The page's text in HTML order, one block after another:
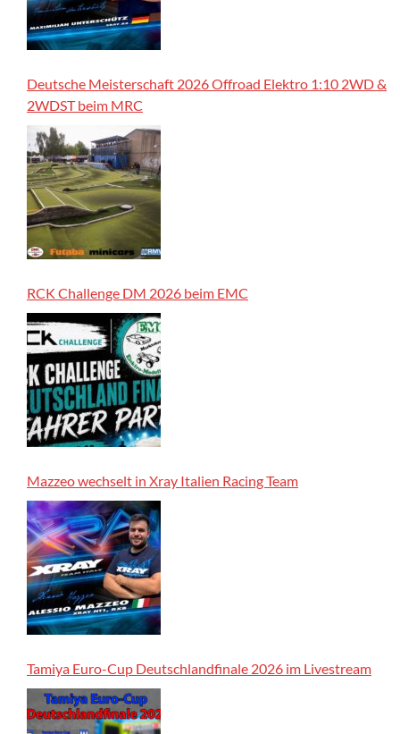
Deutsche Meisterschaft 2026 Offroad Elektro 1:10 2WD &
2WDST beim MRC
RCK Challenge DM 2026 beim EMC
Mazzeo wechselt in Xray Italien Racing Team
Tamiya Euro-Cup Deutschlandfinale 2026 im Livestream